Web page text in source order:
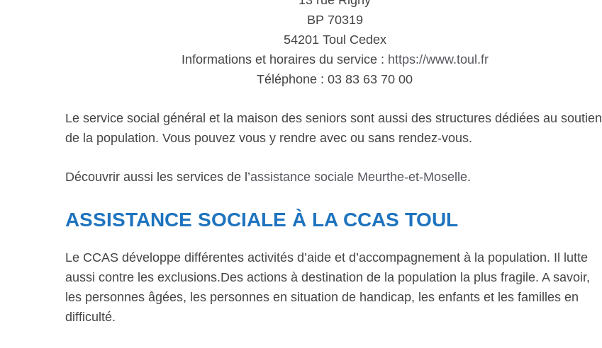
BP 70319
54201 Toul Cedex
Informations et horaires du service : https://www.toul.fr
Téléphone : 03 83 63 70 00
Le service social général et la maison des seniors sont aussi des structures dédiées au soutien
de la population. Vous pouvez vous y rendre avec ou sans rendez-vous.
Découvrir aussi les services de l’assistance sociale Meurthe-et-Moselle.
ASSISTANCE SOCIALE À LA CCAS TOUL
Le CCAS développe différentes activités d’aide et d’accompagnement à la population. Il lutte
aussi contre les exclusions.Des actions à destination de la population la plus fragile. A savoir,
les personnes âgées, les personnes en situation de handicap, les enfants et les familles en
difficulté.